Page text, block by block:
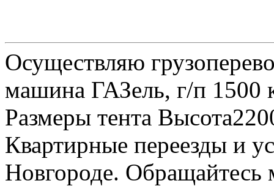
Осуществляю
машина ГАЗель, г/п 1500
Размеры тента
Квартирные переезды и
Новгороде.